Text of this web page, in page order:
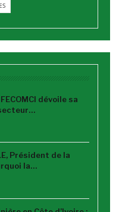
dévoile sa
Président de la
la…